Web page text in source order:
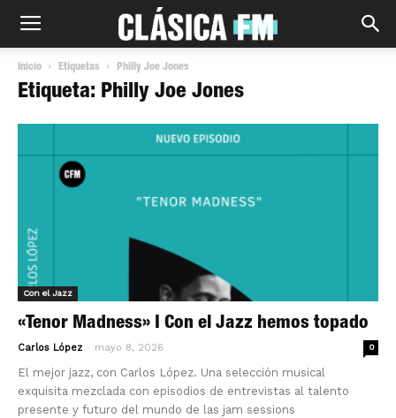
Inicio Etiquetas Philly Joe Jones
Etiqueta: Philly Joe Jones
Con el Jazz
«Tenor Madness» I Con el Jazz hemos topado
Carlos López - mayo 8, 2026 0
El mejor jazz, con Carlos López. Una selección musical
exquisita mezclada con episodios de entrevistas al talento
presente y futuro del mundo de las jam sessions